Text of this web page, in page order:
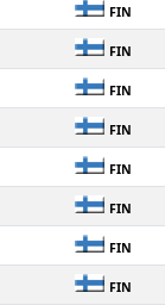
FIN
FIN
FIN
FIN
FIN
FIN
FIN
FIN